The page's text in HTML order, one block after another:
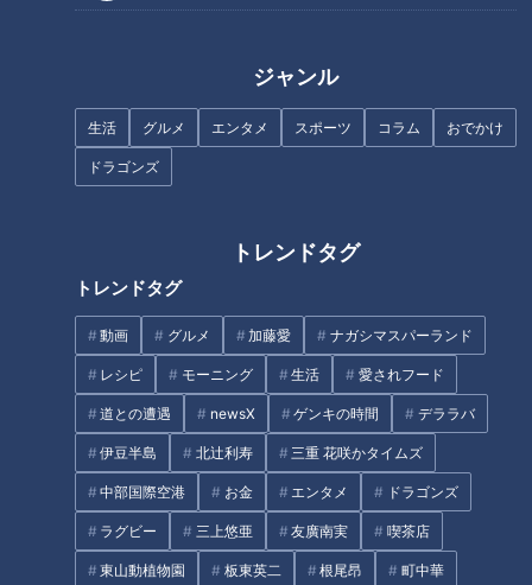
ジャンル
生活 グルメ エンタメ スポーツ コラム おでかけ
ドラゴンズ
トレンドタグ
トレンドタグ
動画 グルメ 加藤愛 ナガシマスパーランド
レシピ モーニング 生活 愛されフード
道との遭遇 newsX ゲンキの時間 デララバ
伊豆半島 北辻利寿 三重 花咲かタイムズ
中部国際空港 お金 エンタメ ドラゴンズ
ラグビー 三上悠亜 友廣南実 喫茶店
東山動植物園 板東英二 根尾昂 町中華
摘したNG行動
タグ
エンタメ スジナシ 笑福亭鶴瓶 音無美紀子
オススメ関連コンテンツ